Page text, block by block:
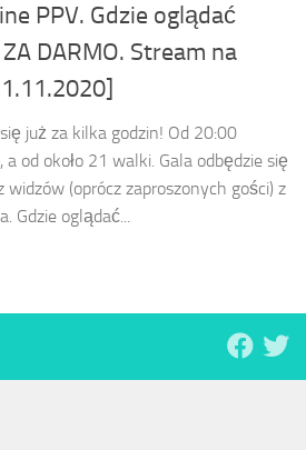
PPV. Gdzie oglądać
DARMO. Stream na
już za kilka godzin! Od 20:00
od około 21 walki. Gala odbędzie się
(oprócz zaproszonych gości) z
Gdzie oglądać...